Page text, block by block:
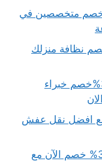
مسابح بالرياض بـ23%خصم متخصصين في
العليا الرياض بـ23%خصم نظافة منزلك
شركة تنظيف حمامات بالرياض بـ33%خصم خبراء
بـ23%خصم مع افضل نقل عفش
واجهتك محتاجة تنظيف؟ استفيد بـ35% خصم الآن مع